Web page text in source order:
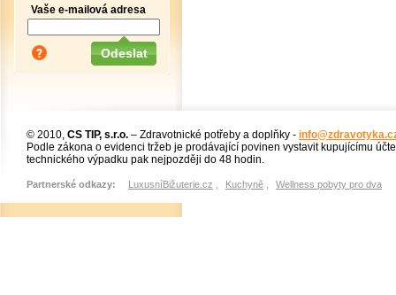
Vaše e-mailová adresa
© 2010, CS TIP, s.r.o. – Zdravotnické potřeby a doplňky -
Podle zákona o evidenci tržeb je prodávající povinen vystavit kupujícímu
technického výpadku pak nejpozději do 48 hodin.
Partnerské odkazy: LuxusníBižuterie.cz Kuchyně Wellness pobyty pro dva